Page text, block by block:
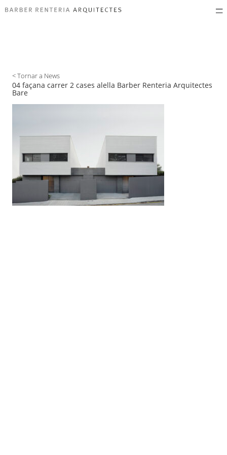
< Tornar a News
04 façana carrer 2 cases alella Barber Renteria Arquitectes
Bare